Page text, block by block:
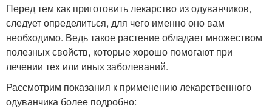
Перед тем как приготовить лекарство из одуванчиков,
следует определиться, для чего именно оно вам
необходимо. Ведь такое растение обладает множеством
полезных свойств, которые хорошо помогают при
лечении тех или иных заболеваний.
Рассмотрим показания к применению лекарственного
одуванчика более подробно: